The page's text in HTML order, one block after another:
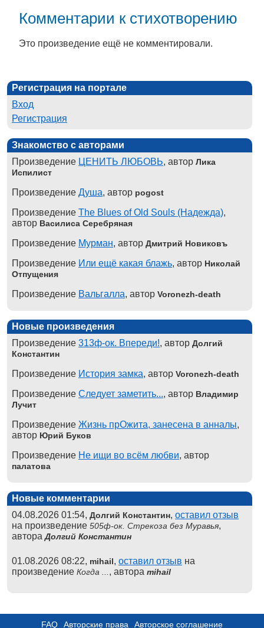
Комментарии к стихотворению
Это произведение ещё не комментировали.
Регистрация на портале
Вход
Регистрация
Знакомство с авторами
Произведение ЦЕНИТЬ ЛЮБОВЬ, автор Лика
Испилист
Произведение Душа, автор pogost
Произведение The Blues of Old Souls (Надежда),
автор Василиса Серебряная
Произведение Мурман, автор Дмитрий Новиковъ
Произведение Или ещё какая блажь, автор Николай
Отпущения
Произведение Вальгалла, автор Voronezh-death
Новые произведения
Произведение 313ф-ок. Впереди!, автор Долгий
Константин
Произведение История замка, автор Voronezh-death
Произведение Следует заметить..., автор Владимир
Лучит
Произведение Жизнь прОжита, занесена в анналы,
автор Юрий Буков
Произведение Не ищи во всём любви, автор
палатова
Новые комментарии
04.08.2026 01:54, Долгий Константин, оставил отзыв
на произведение 505ф-ок. Стрекоза без Муравья,
автораДолгий Константин
01.08.2026 08:22, mihail, оставил отзыв на
произведение Когда ... , автора mihail
FAQ Авторские права Авторское соглашение